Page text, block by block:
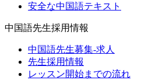
安全な中国語テキスト
中国語先生採用情報
中国語先生募集-求人
先生採用情報
レッスン開始までの流れ